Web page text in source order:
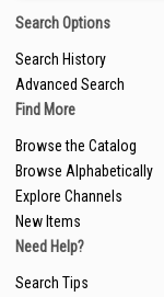
Search Options
Search History
Advanced Search
Find More
Browse the Catalog
Browse Alphabetically
Explore Channels
New Items
Need Help?
Search Tips